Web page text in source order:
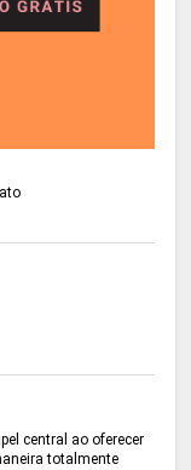
central ao oferecer
totalmente